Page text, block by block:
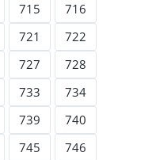
715
716
721
722
727
728
733
734
739
740
745
746